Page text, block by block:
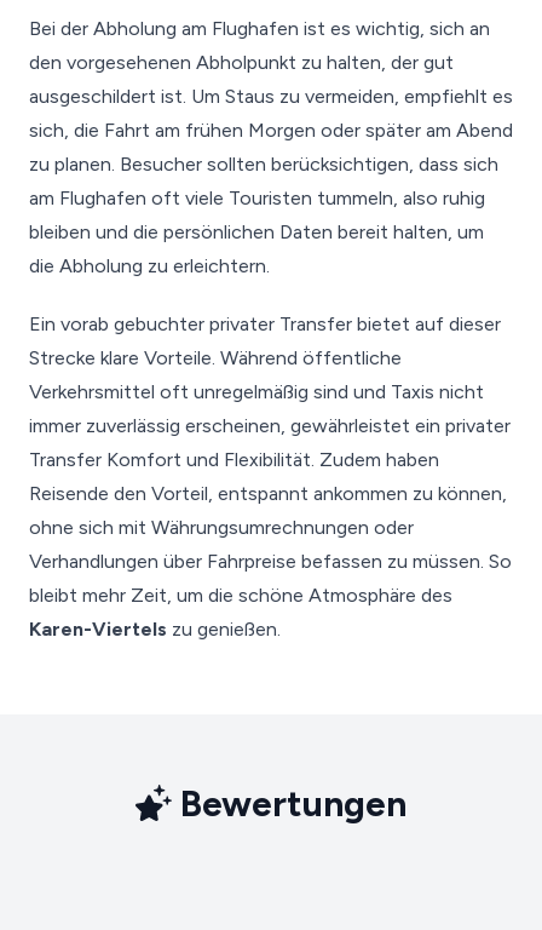
Bei der Abholung am Flughafen ist es wichtig, sich an
den vorgesehenen Abholpunkt zu halten, der gut
ausgeschildert ist. Um Staus zu vermeiden, empfiehlt es
sich, die Fahrt am frühen Morgen oder später am Abend
zu planen. Besucher sollten berücksichtigen, dass sich
am Flughafen oft viele Touristen tummeln, also ruhig
bleiben und die persönlichen Daten bereit halten, um
die Abholung zu erleichtern.
Ein vorab gebuchter privater Transfer bietet auf dieser
Strecke klare Vorteile. Während öffentliche
Verkehrsmittel oft unregelmäßig sind und Taxis nicht
immer zuverlässig erscheinen, gewährleistet ein privater
Transfer Komfort und Flexibilität. Zudem haben
Reisende den Vorteil, entspannt ankommen zu können,
ohne sich mit Währungsumrechnungen oder
Verhandlungen über Fahrpreise befassen zu müssen. So
bleibt mehr Zeit, um die schöne Atmosphäre des
Karen-Viertels zu genießen.
Bewertungen